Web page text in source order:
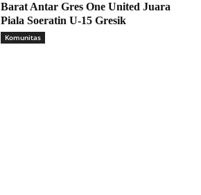
Barat Antar Gres One United Juara
Piala Soeratin U-15 Gresik
Komunitas